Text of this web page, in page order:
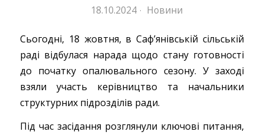
18.10.2024 · Новини
Сьогодні, 18 жовтня, в Саф’янівській сільській
раді відбулася нарада щодо стану готовності
до початку опалювального сезону. У заході
взяли участь керівництво та начальники
структурних підрозділів ради.
Під час засідання розглянули ключові питання,